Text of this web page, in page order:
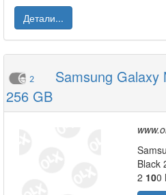
Детали...
2
Samsung Galaxy
256 GB
Black
2 100